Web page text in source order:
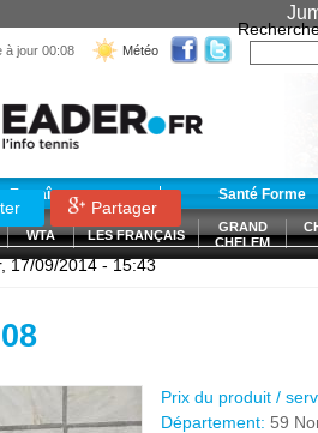
à jour 00:08 Météo
Entraînement Santé Forme
WTA LES FRANÇAIS
GRAND
CHELEM
Partager
17/09/2014 - 15:43
Prix du produit /
Département: 59